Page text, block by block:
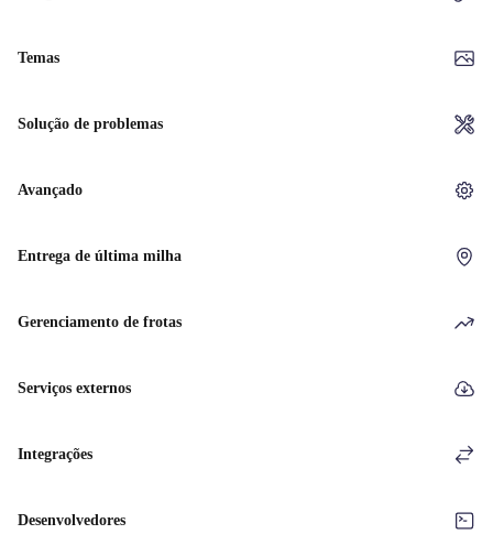
Temas
Solução de problemas
Avançado
Entrega de última milha
Gerenciamento de frotas
Serviços externos
Integrações
Desenvolvedores